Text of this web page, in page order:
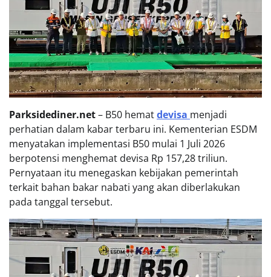
Parksidediner.net– B50 hematdevisa menjadi
perhatian dalam kabar terbaru ini. Kementerian ESDM
menyatakan implementasi B50 mulai 1 Juli 2026
berpotensi menghemat devisa Rp 157,28 triliun.
Pernyataan itu menegaskan kebijakan pemerintah
terkait bahan bakar nabati yang akan diberlakukan
pada tanggal tersebut.